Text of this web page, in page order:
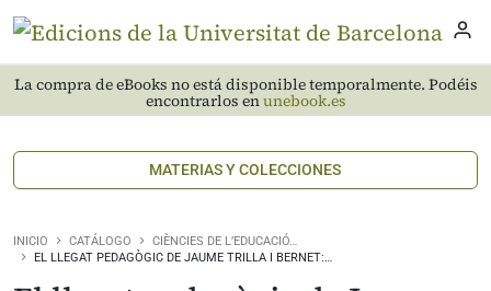
La compra de eBooks no está disponible temporalmente. Podéis
encontrarlos enunebook.es
MATERIAS Y COLECCIONES
INICIO CATÁLOGO
CIÈNCIES DE L’EDUCACIÓ…
EL LLEGAT PEDAGÒGIC DE JAUME TRILLA I BERNET:…